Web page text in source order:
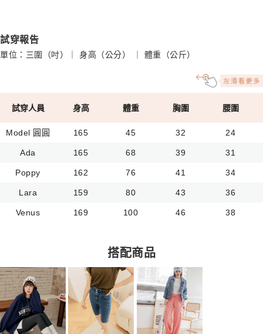
試穿報告
單位：三圍（吋）｜ 身高（公分） ｜ 體重（公斤）
試穿人員 身高 體重 胸圍 腰圍
Model 圓圓 165 45 32 24
Ada 165 68 39 31
Poppy 162 76 41 34
Lara 159 80 43 36
Venus 169 100 46 38
搭配商品